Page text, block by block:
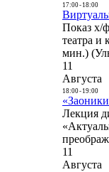
17:00- 18:00
Показ х/
театра и
мин.)
11
Августа
18:00- 19:00
Лекция
11
Августа